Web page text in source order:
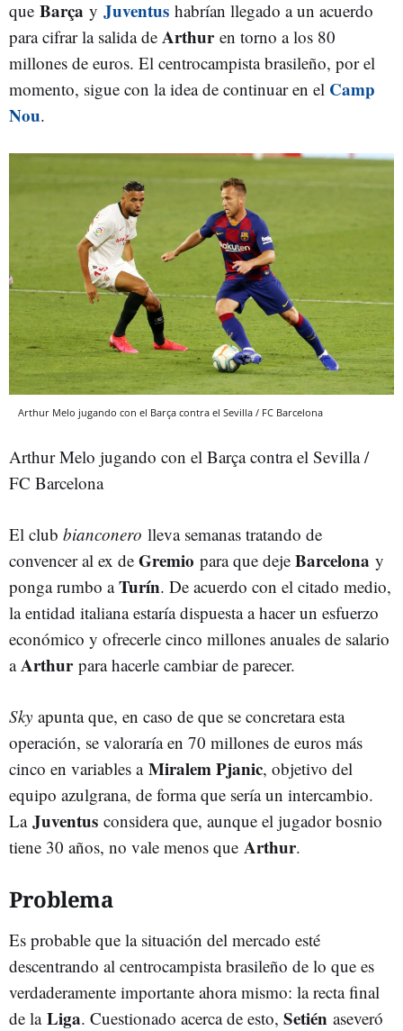
que Barça y Juventus habrían llegado a un acuerdo
para cifrar la salida de Arthur en torno a los 80
millones de euros. El centrocampista brasileño, por el
momento, sigue con la idea de continuar en el Camp
Nou.
Arthur Melo jugando con el Barça contra el Sevilla / FC Barcelona
Arthur Melo jugando con el Barça contra el Sevilla /
FC Barcelona
El club bianconero lleva semanas tratando de
convencer al ex de Gremio para que deje Barcelona y
ponga rumbo aTurín. De acuerdo con el citado medio,
la entidad italiana estaría dispuesta a hacer un esfuerzo
económico y ofrecerle cinco millones anuales de salario
aArthur para hacerle cambiar de parecer.
Sky apunta que, en caso de que se concretara esta
operación, se valoraría en 70 millones de euros más
cinco en variables a Miralem Pjanic, objetivo del
equipo azulgrana, de forma que sería un intercambio.
La Juventus considera que, aunque el jugador bosnio
tiene 30 años, no vale menos que Arthur.
Problema
Es probable que la situación del mercado esté
descentrando al centrocampista brasileño de lo que es
verdaderamente importante ahora mismo: la recta final
de la Liga. Cuestionado acerca de esto, Setién aseveró